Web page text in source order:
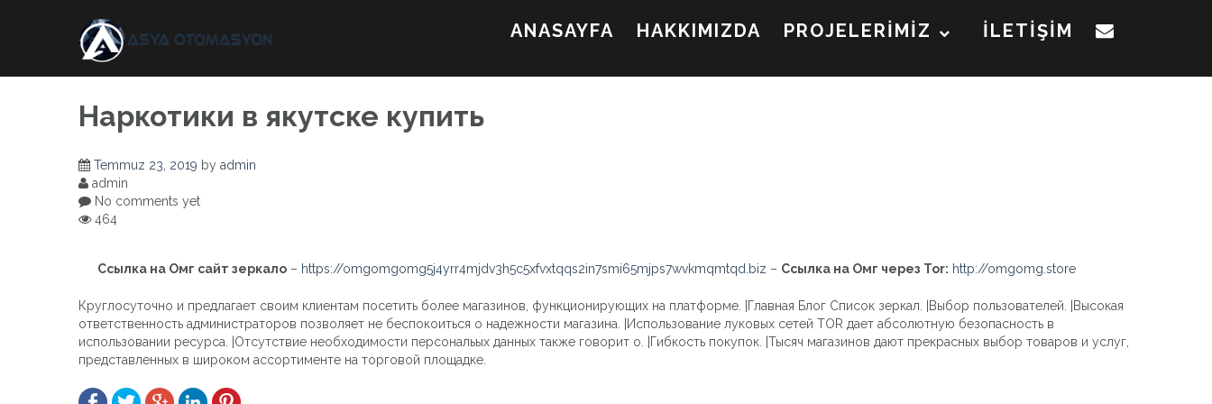
ANASAYFA HAKKIMIZDA PROJELERİMİZ İLETİŞİM
Наркотики в якутске купить
Temmuz 23, 2019 by admin
admin
No comments yet
464
Ссылка на Омг сайт зеркало – https://omgomgomg5j4yrr4mjdv3h5c5xfvxtqqs2in7smi65mjps7wvkmqmtqd.biz – Ссылка на Омг через Tor: http://omgomg.store
Круглосуточно и предлагает своим клиентам посетить более магазинов, функционирующих на платформе. |Главная Блог Список зеркал. |Выбор пользователей. |Высокая
ответственность администраторов позволяет не беспокоиться о надежности магазина. |Использование луковых сетей TOR дает абсолютную безопасность в
использовании ресурса. |Отсутствие необходимости персональых данных также говорит о. |Гибкость покупок. |Тысяч магазинов дают прекрасных выбор товаров и услуг,
представленных в широком ассортименте на торговой площадке.